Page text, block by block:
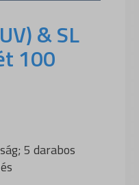
& SL
100
5 darabos